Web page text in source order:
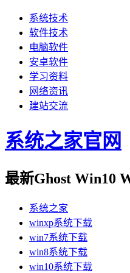
系统技术
软件技术
电脑软件
安卓软件
学习资料
网络资讯
建站交流
系统之家官网
最新Ghost Win10
系统之家
winxp系统下载
win7系统下载
win8系统下载
win10系统下载